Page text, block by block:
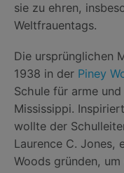
sie zu ehren,
Weltfrauentags.
Die ursprünglichen
1938 in der Piney
Schule für arme
Mississippi.
wollte der
Laurence C. Jones,
Woods gründen,